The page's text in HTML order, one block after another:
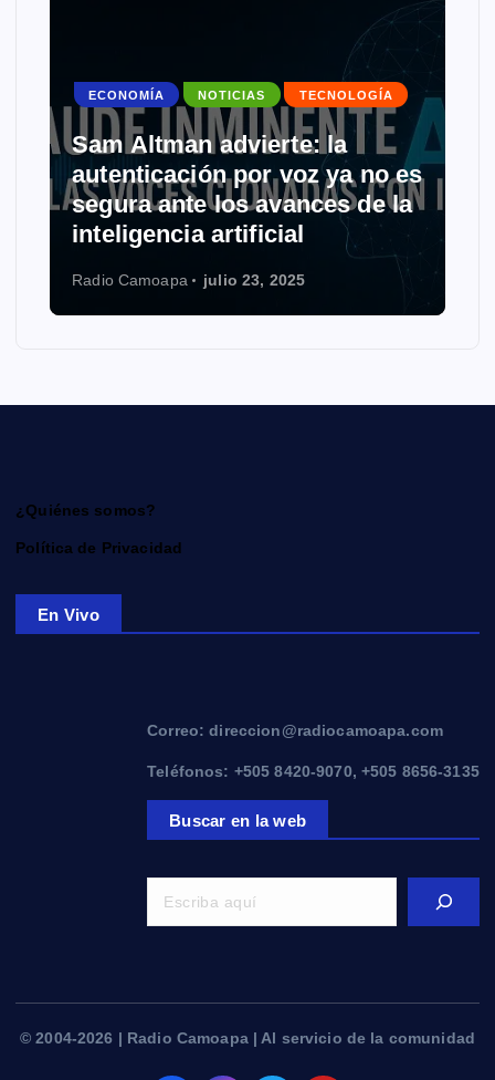
ECONOMÍA NOTICIAS TECNOLOGÍA
Sam Altman advierte: la
autenticación por voz ya no es
segura ante los avances de la
inteligencia artificial
Radio Camoapa julio 23, 2025
¿Quiénes somos?
Política de Privacidad
En Vivo
Correo: direccion@radiocamoapa.com
Teléfonos: +505 8420-9070, +505 8656-3135
Buscar en la web
© 2004-2026 | Radio Camoapa | Al servicio de la comunidad